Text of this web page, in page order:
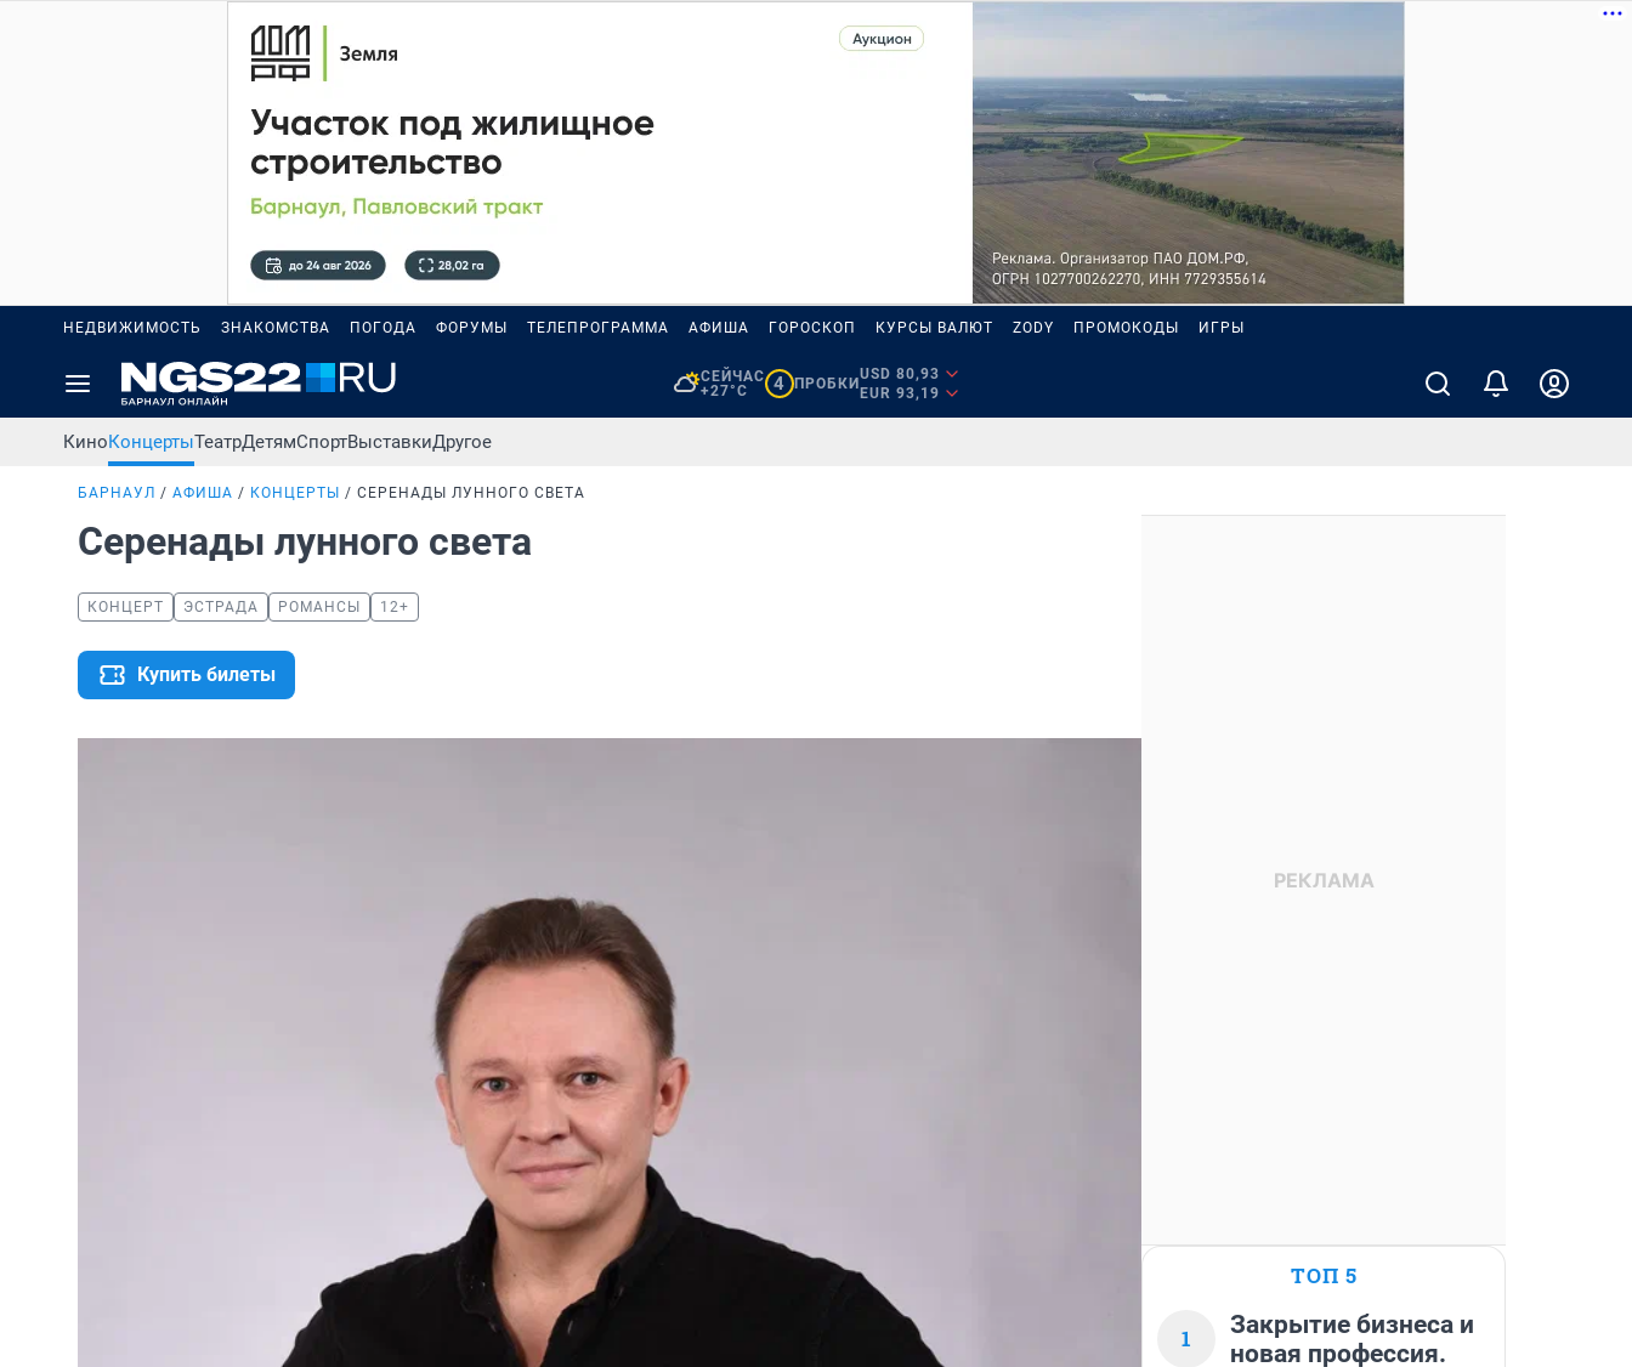
НЕДВИЖИМОСТЬ ЗНАКОМСТВА ПОГОДА ФОРУМЫ ТЕЛЕПРОГРАММА АФИША ГОРОСКОП КУРСЫ ВАЛЮТ ZODY ПРОМОКОДЫ ИГРЫ
СЕЙЧАС
+27°C
4 ПРОБКИ
USD 80,93
EUR 93,19
КиноКонцертыТеатрДетямСпортВыставкиДругое
БАРНАУЛ АФИША КОНЦЕРТЫ СЕРЕНАДЫ ЛУННОГО СВЕТА
Серенады лунного света
КОНЦЕРТ ЭСТРАДА РОМАНСЫ 12+
Купить билеты
ТОП 5
1
Закрытие бизнеса и
новая профессия.